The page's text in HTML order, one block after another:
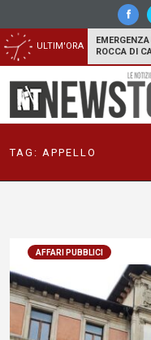
ULTIM'ORA
ROCCA DI
TAG: APPELLO
AFFARI PUBBLICI